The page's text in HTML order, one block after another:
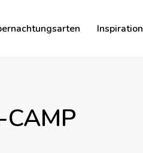
Inspiration